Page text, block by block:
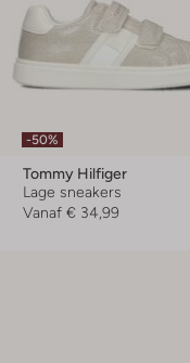
-50%
Tommy Hilfiger
Lage sneakers
Vanaf € 34,99